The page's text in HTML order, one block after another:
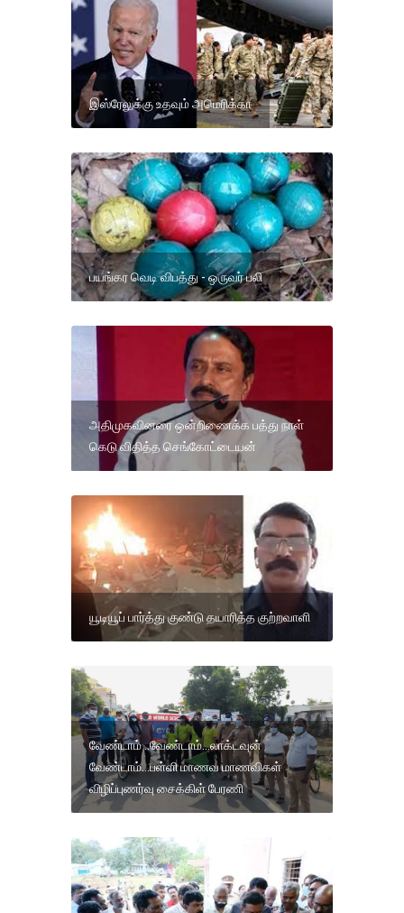
இஸ்ரேலுக்கு உதவும் அமெரிக்கா
பயங்கர வெடி விபத்து - ஒருவர் பலி
அதிமுகவினரை ஒன்றிணைக்க பத்து நாள்
கெடு விதித்த செங்கோட்டையன்
யூடியூப் பார்த்து குண்டு தயாரித்த குற்றவாளி
வேண்டாம் ..வேண்டாம்...லாக்டவுன்
வேண்டாம்...பள்ளி மாணவ மாணவிகள்
விழிப்புணர்வு சைக்கிள் பேரணி